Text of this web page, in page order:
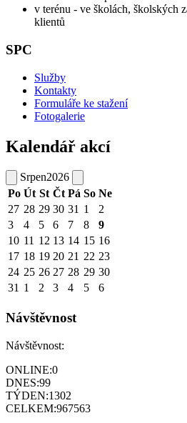
v terénu - ve školách, školských
klientů
SPC
Služby
Kontakty
Formuláře ke stažení
Fotogalerie
Kalendář akcí
Srpen2026
Po Út St Čt Pá So Ne
27 28 29 30 31 1
2
3
4 5 6 7 8
9
10 11 12 13 14 15 16
17 18 19 20 21 22 23
24 25 26 27 28 29 30
31 1 2 3 4 5 6
Návštěvnost
Návštěvnost:
ONLINE:0
DNES:99
TÝDEN:1302
CELKEM:967563